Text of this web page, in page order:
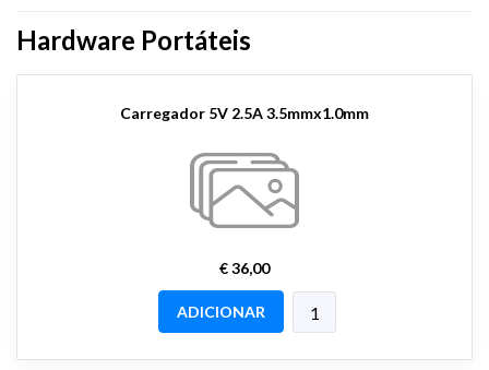
Hardware Portáteis
Carregador 5V 2.5A 3.5mmx1.0mm
€ 36,00
ADICIONAR